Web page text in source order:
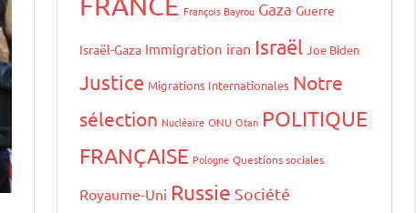
François Bayrou Gaza Guerre
Israël-Gaza Immigration iran Israël Joe Biden
Justice Migrations Internationales Notre
sélection Nucléaire ONU Otan POLITIQUE
FRANÇAISE Pologne Questions sociales
Royaume-Uni Russie Société